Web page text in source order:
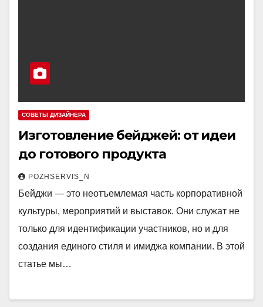
СОВЕТЫ ДИЗАЙНЕРА
Изготовление бейджей: от идеи
до готового продукта
POZHSERVIS_N
Бейджи — это неотъемлемая часть корпоративной
культуры, мероприятий и выставок. Они служат не
только для идентификации участников, но и для
создания единого стиля и имиджа компании. В этой
статье мы…